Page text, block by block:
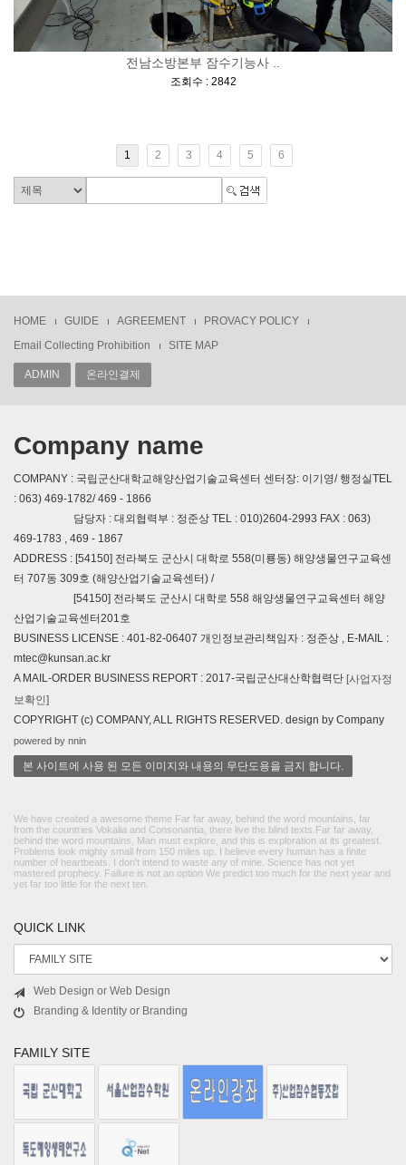
전남소방본부 잠수기능사 ..
조회수 : 2842
1 2 3 4 5 6
HOME GUIDE AGREEMENT
PROVACY POLICY
Email Collecting Prohibition
SITE MAP
ADMIN 온라인결제
Company name
COMPANY : 국립군산대학교해양산업기술교육센터 센터장: 이기영/ 행정실TEL
: 063) 469-1782/ 469 - 1866
담당자 : 대외협력부 : 정준상 TEL : 010)2604-2993 FAX : 063)
469-1783 , 469 - 1867
ADDRESS : [54150] 전라북도 군산시 대학로 558(미룡동) 해양생물연구교육센
터 707동 309호 (해양산업기술교육센터) /
[54150] 전라북도 군산시 대학로 558 해양생물연구교육센터 해양
산업기술교육센터201호
BUSINESS LICENSE : 401-82-06407 개인정보관리책임자 : 정준상 , E-MAIL :
mtec@kunsan.ac.kr
A MAIL-ORDER BUSINESS REPORT : 2017-국립군산대산학협력단 [사업자정
보확인]
COPYRIGHT (c) COMPANY, ALL RIGHTS RESERVED. design by Company
powered by nnin
본 사이트에 사용 된 모든 이미지와 내용의 무단도용을 금지 합니다.
We have created a awesome theme Far far away, behind the word mountains, far
from the countries Vokalia and Consonantia, there live the blind texts.Far far away,
behind the word mountains, Man must explore, and this is exploration at its greatest.
Problems look mighty small from 150 miles up. I believe every human has a finite
number of heartbeats. I don't intend to waste any of mine. Science has not yet
mastered prophecy. Failure is not an option We predict too much for the next year and
yet far too little for the next ten.
QUICK LINK
Web Design or Web Design
Branding & Identity or Branding
FAMILY SITE